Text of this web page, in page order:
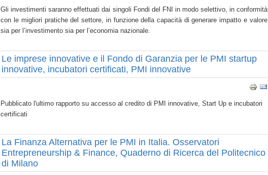
Gli investimenti saranno effettuati dai singoli Fondi del FNI in modo selettivo, in conformità
con le migliori pratiche del settore, in funzione della capacità di generare impatto e valore
sia per l’investimento sia per l’economia nazionale.
Le imprese innovative e il Fondo di Garanzia per le PMI startup
innovative, incubatori certificati, PMI innovative
Pubblicato l'ultimo rapporto su accesso al credito di PMI innovative, Start Up e incubatori
certificati
La Finanza Alternativa per le PMI in Italia. Osservatori
Entrepreneurship & Finance, Quaderno di Ricerca del Politecnico
di Milano